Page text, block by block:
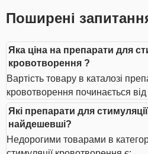
Поширені
Яка ціна на препарати для
кровотворення ?
Вартість товару в каталозі
кровотворення починається
Які препарати для
найдешевші?
Недорогими товарами в